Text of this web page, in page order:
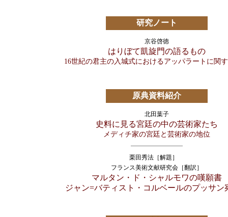
研究ノート
京谷啓徳
はりぼて凱旋門の語るもの
16世紀の君主の入城式におけるアッパラートに関
原典資料紹介
北田葉子
史料に見る宮廷の中の芸術家たち
メディチ家の宮廷と芸術家の地位
栗田秀法［解題］
フランス美術文献研究会［翻訳］
マルタン・ド・シャルモワの嘆願書
ジャン=バティスト・コルベールのプッサン